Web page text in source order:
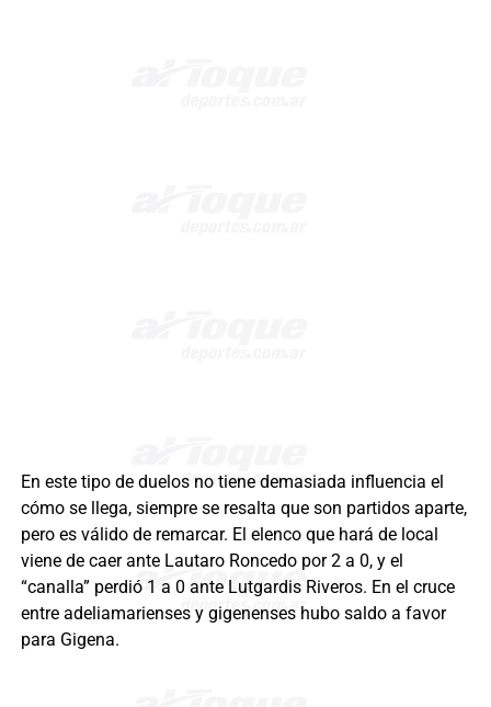
En este tipo de duelos no tiene demasiada influencia el
cómo se llega, siempre se resalta que son partidos aparte,
pero es válido de remarcar. El elenco que hará de local
viene de caer ante Lautaro Roncedo por 2 a 0, y el
“canalla” perdió 1 a 0 ante Lutgardis Riveros. En el cruce
entre adeliamarienses y gigenenses hubo saldo a favor
para Gigena.